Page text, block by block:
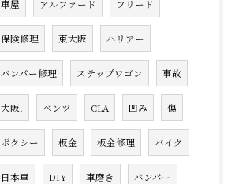
車屋 アルファード フリード
保険修理 東大阪 ハリアー
バンパー修理 ステップワゴン 事故
大阪. ベンツ CLA 凹み 傷
ボクシー 板金 板金修理 バイク
日本車 DIY 車磨き バンパー